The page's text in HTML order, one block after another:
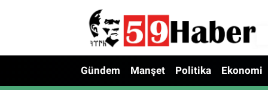
Gündem Manşet Politika Ekonomi